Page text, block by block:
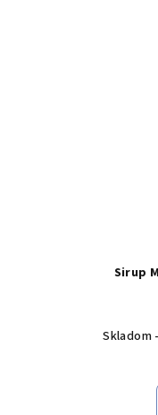
Sirup
Skladom